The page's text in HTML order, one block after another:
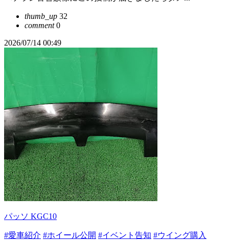
thumb_up 32
comment0
2026/07/14 00:49
パッソ KGC10
#愛車紹介 #ホイール公開 #イベント告知 #ウイング購入